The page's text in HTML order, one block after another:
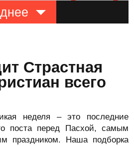
Страстная
всего
неделя – это последние
поста перед Пасхой, самым
праздником. Наша подборка